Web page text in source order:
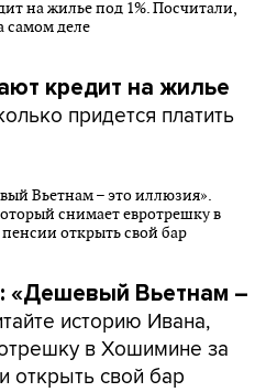
кредит на жилье
придется платить
«Дешевый Вьетнам –
историю Ивана,
в Хошимине за
открыть свой бар